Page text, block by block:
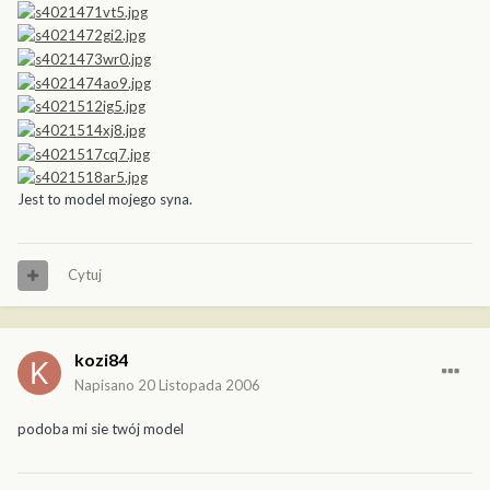
Jest to model mojego syna.
Cytuj
kozi84
Napisano 20 Listopada 2006
podoba mi sie twój model